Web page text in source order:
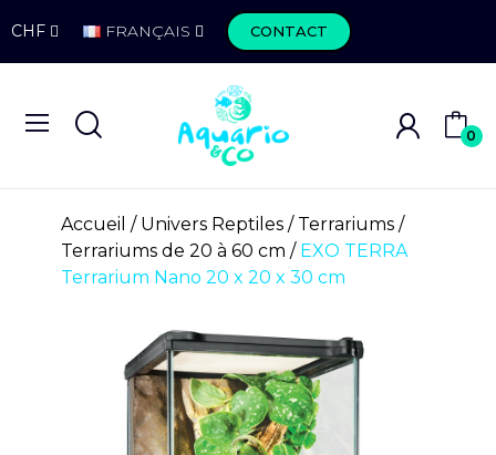
CHF FRANÇAIS CONTACT
0
Accueil Univers Reptiles
Terrariums
Terrariums de 20 à 60 cm
EXO TERRA
Terrarium Nano 20 x 20 x 30 cm